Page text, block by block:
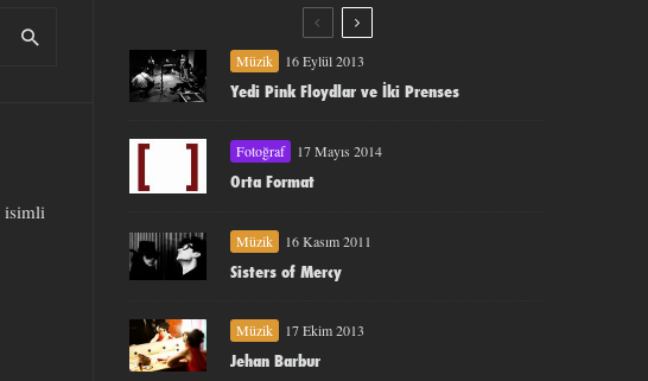
isimli
Müzik 16 Eylül 2013
Yedi Pink Floydlar ve İki Prenses
Fotoğraf 17 Mayıs 2014
Orta Format
Müzik 16 Kasım 2011
Sisters of Mercy
Müzik 17 Ekim 2013
Jehan Barbur